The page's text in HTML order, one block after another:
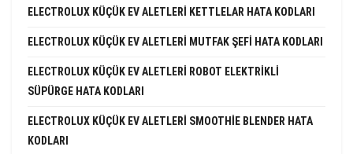
ELECTROLUX KÜÇÜK EV ALETLERI KETTLELAR HATA KODLARI
ELECTROLUX KÜÇÜK EV ALETLERI MUTFAK ŞEFI HATA KODLARI
ELECTROLUX KÜÇÜK EV ALETLERI ROBOT ELEKTRIKLI
SÜPÜRGE HATA KODLARI
ELECTROLUX KÜÇÜK EV ALETLERI SMOOTHIE BLENDER HATA
KODLARI